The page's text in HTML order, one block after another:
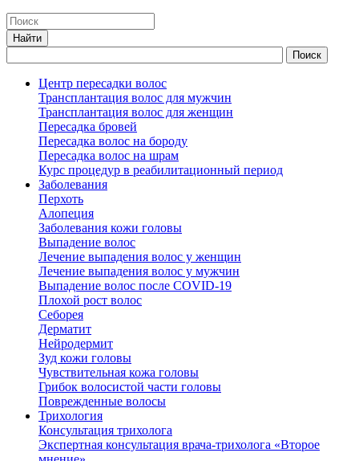
Центр пересадки волос
Трансплантация волос для мужчин
Трансплантация волос для женщин
Пересадка бровей
Пересадка волос на бороду
Пересадка волос на шрам
Курс процедур в реабилитационный период
Заболевания
Перхоть
Алопеция
Заболевания кожи головы
Выпадение волос
Лечение выпадения волос у женщин
Лечение выпадения волос у мужчин
Выпадение волос после COVID-19
Плохой рост волос
Cеборея
Дерматит
Нейродермит
Зуд кожи головы
Чувствительная кожа головы
Грибок волосистой части головы
Поврежденные волосы
Трихология
Консультация трихолога
Экспертная консультация врача-трихолога «Второе